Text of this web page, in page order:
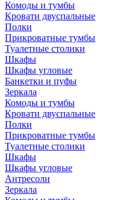
Комоды и тумбы
Кровати двуспальные
Полки
Прикроватные тумбы
Туалетные столики
Шкафы
Шкафы угловые
Банкетки и пуфы
Зеркала
Комоды и тумбы
Кровати двуспальные
Полки
Прикроватные тумбы
Туалетные столики
Шкафы
Шкафы угловые
Антресоли
Зеркала